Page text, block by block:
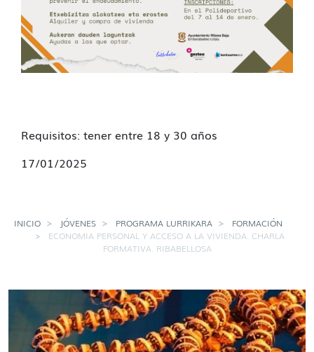
Requisitos: tener entre 18 y 30 años
17/01/2025
INICIO JÓVENES PROGRAMA LURRIKARA
FORMACIÓN
ECONOMIA PERSONAL Y ACCESO A LA VIVIENDA. CHARLA
FORMATIVA. RIBABELLOSA